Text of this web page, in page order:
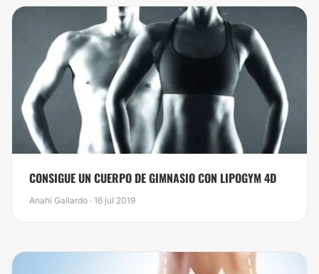
​CONSIGUE UN CUERPO DE GIMNASIO CON LIPOGYM 4D
Anahí Gallardo · 16 jul 2019